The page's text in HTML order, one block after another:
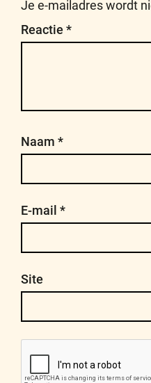
Je e-mailadres wordt
Reactie *
Naam *
E-mail *
Site